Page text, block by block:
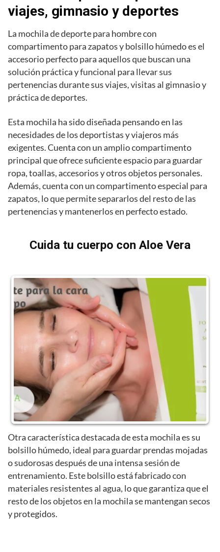
viajes, gimnasio y deportes
La mochila de deporte para hombre con
compartimento para zapatos y bolsillo húmedo es el
accesorio perfecto para aquellos que buscan una
solución práctica y funcional para llevar sus
pertenencias durante sus viajes, visitas al gimnasio y
práctica de deportes.
Esta mochila ha sido diseñada pensando en las
necesidades de los deportistas y viajeros más
exigentes. Cuenta con un amplio compartimento
principal que ofrece suficiente espacio para guardar
ropa, toallas, accesorios y otros objetos personales.
Además, cuenta con un compartimento especial para
zapatos, lo que permite separarlos del resto de las
pertenencias y mantenerlos en perfecto estado.
Cuida tu cuerpo con Aloe Vera
Otra característica destacada de esta mochila es su
bolsillo húmedo, ideal para guardar prendas mojadas
o sudorosas después de una intensa sesión de
entrenamiento. Este bolsillo está fabricado con
materiales resistentes al agua, lo que garantiza que el
resto de los objetos en la mochila se mantengan secos
y protegidos.